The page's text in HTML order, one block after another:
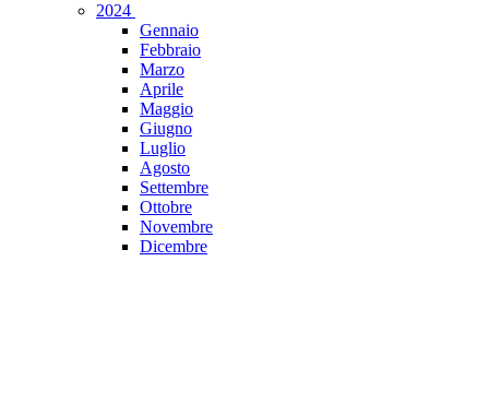
2024
Gennaio
Febbraio
Marzo
Aprile
Maggio
Giugno
Luglio
Agosto
Settembre
Ottobre
Novembre
Dicembre